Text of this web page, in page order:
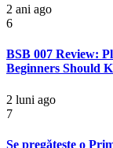
2 ani ago
6
BSB 007 Review:
Beginners Should
2 luni ago
7
Se pregătește o